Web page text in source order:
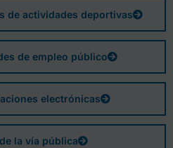
de actividades deportivas
de empleo público
electrónicas
la vía pública